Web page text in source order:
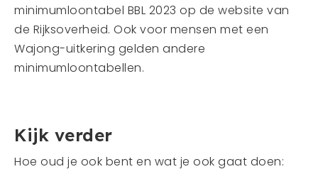
minimumloontabel BBL 2023 op de website van
de Rijksoverheid. Ook voor mensen met een
Wajong-uitkering gelden andere
minimumloontabellen.
Kijk verder
Hoe oud je ook bent en wat je ook gaat doen: